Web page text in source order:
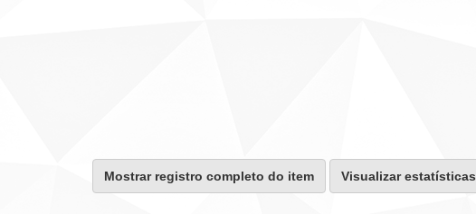
Mostrar registro completo do item Visualizar estatísticas